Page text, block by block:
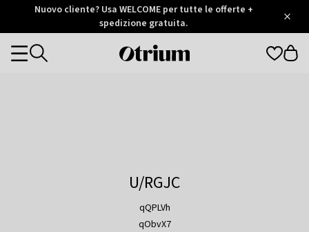
Otrium
Trustpilot
Nuovo cliente? Usa WELCOME per tutte le offerte +
spedizione gratuita.
Otrium
Categories
U/RGJC
qQPLVh
qObvX7